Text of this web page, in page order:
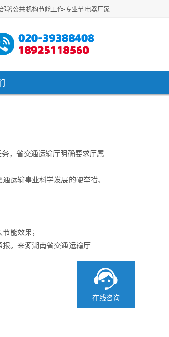
署公共机构节能工作-专业节电器厂家
，省交通运输厅明确要求厅属
运输事业科学发展的硬举措、
能效果；
。来源湖南省交通运输厅
在线咨询